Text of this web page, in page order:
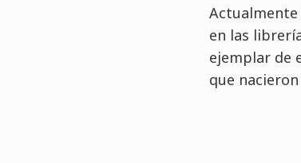
en las
ejemplar de
que